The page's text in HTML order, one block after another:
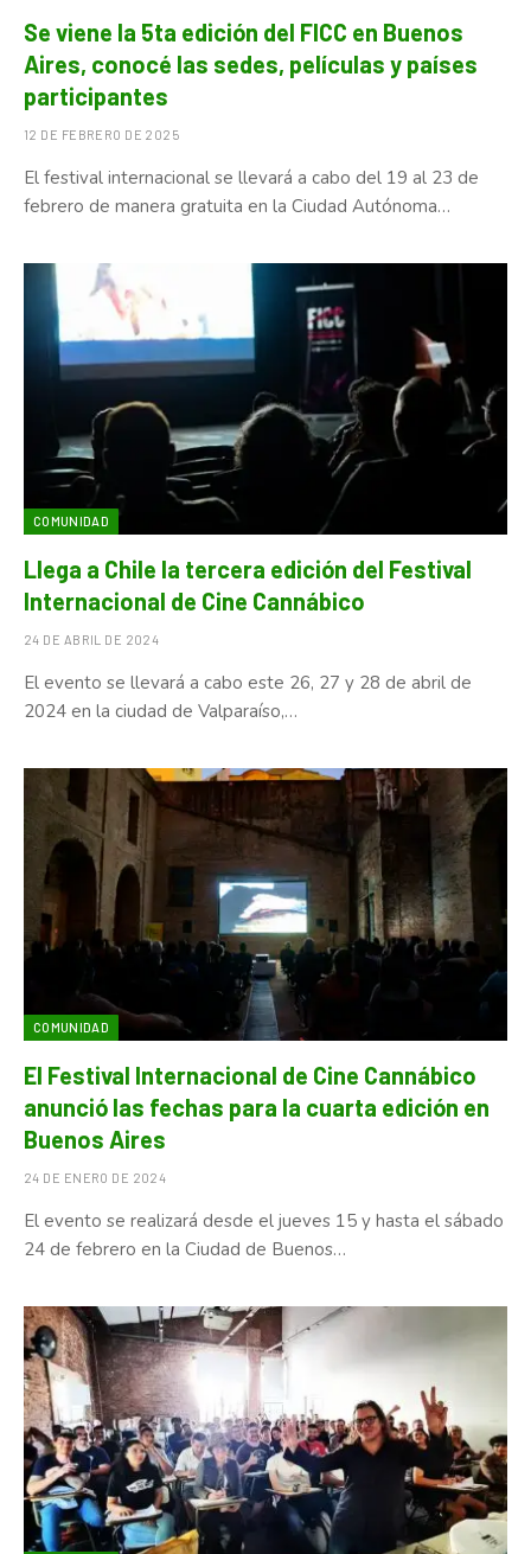
Se viene la 5ta edición del FICC en Buenos
Aires, conocé las sedes, películas y países
participantes
12 DE FEBRERO DE 2025
El festival internacional se llevará a cabo del 19 al 23 de
febrero de manera gratuita en la Ciudad Autónoma…
COMUNIDAD
Llega a Chile la tercera edición del Festival
Internacional de Cine Cannábico
24 DE ABRIL DE 2024
El evento se llevará a cabo este 26, 27 y 28 de abril de
2024 en la ciudad de Valparaíso,…
COMUNIDAD
El Festival Internacional de Cine Cannábico
anunció las fechas para la cuarta edición en
Buenos Aires
24 DE ENERO DE 2024
El evento se realizará desde el jueves 15 y hasta el sábado
24 de febrero en la Ciudad de Buenos…